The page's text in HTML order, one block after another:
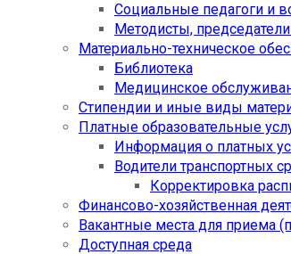
Социальные педагоги и
Методисты,
Материально-техническое
Библиотека
Медицинское
Стипендии и иные виды
Платные образовательные
Информация о платных
Водители транспортных
Корректировка
Финансово-хозяйственная
Вакантные места для приема
Доступная среда